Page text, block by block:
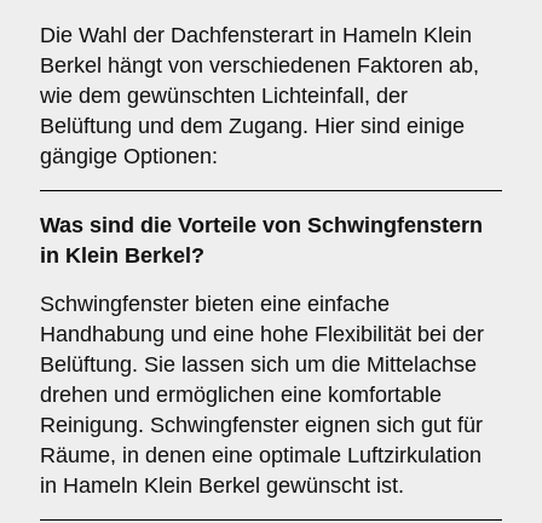
Die Wahl der Dachfensterart in Hameln Klein
Berkel hängt von verschiedenen Faktoren ab,
wie dem gewünschten Lichteinfall, der
Belüftung und dem Zugang. Hier sind einige
gängige Optionen:
Was sind die Vorteile von Schwingfenstern
in Klein Berkel?
Schwingfenster bieten eine einfache
Handhabung und eine hohe Flexibilität bei der
Belüftung. Sie lassen sich um die Mittelachse
drehen und ermöglichen eine komfortable
Reinigung. Schwingfenster eignen sich gut für
Räume, in denen eine optimale Luftzirkulation
in Hameln Klein Berkel gewünscht ist.